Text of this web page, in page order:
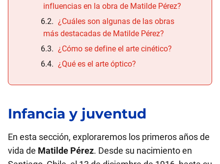
influencias en la obra de Matilde Pérez?
¿Cuáles son algunas de las obras
más destacadas de Matilde Pérez?
¿Cómo se define el arte cinético?
¿Qué es el arte óptico?
Infancia y juventud
En esta sección, exploraremos los primeros años de
vida de Matilde Pérez. Desde su nacimiento en